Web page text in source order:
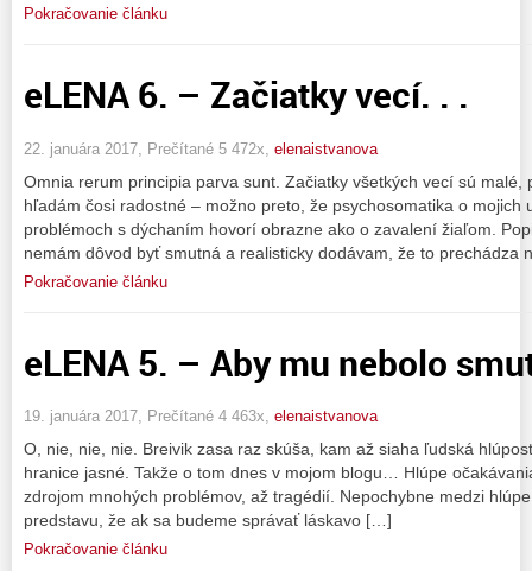
Pokračovanie článku
eLENA 6. – Začiatky vecí. . .
22. januára 2017, Prečítané 5 472x, elenaistvanova
Omnia rerum principia parva sunt. Začiatky všetkých vecí sú malé,
hľadám čosi radostné – možno preto, že psychosomatika o mojich
problémoch s dýchaním hovorí obrazne ako o zavalení žiaľom.
nemám dôvod byť smutná a realisticky dodávam, že to prechádza
Pokračovanie článku
eLENA 5. – Aby mu nebolo
19. januára 2017, Prečítané 4 463x, elenaistvanova
O, nie, nie, nie. Breivik zasa raz skúša, kam až siaha ľudská
hranice jasné. Takže o tom dnes v mojom blogu… Hlúpe
zdrojom mnohých problémov, až tragédií. Nepochybne medzi
predstavu, že ak sa budeme správať láskavo […]
Pokračovanie článku